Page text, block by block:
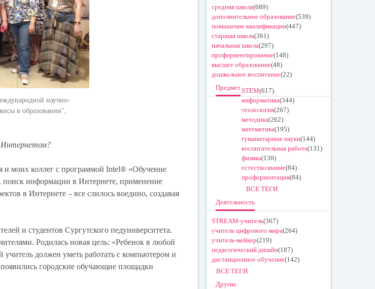
научно-
в образовании",
Интернетом?
моих коллег с программой Intel® «Обучение
поиск информации в Интернете, применение
в Интернете – все слилось воедино, создавая
и студентов Сургутского педуниверситета.
Родилась новая цель: «Ребенок в любой
должен уметь работать с компьютером и
городские обучающие площадки
средняя школа(689)
дополнительное образование(539)
повышение квалификации(447)
старшая школа(361)
начальная школа(297)
профориентирование(148)
высшее образование(48)
дошкольное воспитание(22)
ПредметSTEM(617)
информатика(344)
технология(267)
методика(262)
математика(195)
гуманитарные науки(144)
воспитательная работа(131)
физика(130)
естествознание(84)
профориентация(84)
ВСЕ ТЕГИ
Деятельность
STREAM-учитель(367)
учитель цифрового мира(264)
учитель-мейкер(219)
педагогический дизайн(187)
дистанционное обучение(142)
ВСЕ ТЕГИ
Другие